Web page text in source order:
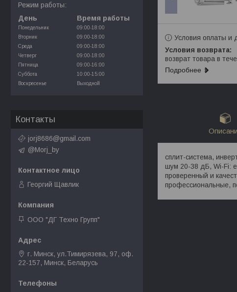
Условия оплаты и
возврат товара в
Подробнее
сплит-система,
шум 20-38 дБ, Wi-Fi:
проверенный и
профессиональные,
Режим работы:
День
Время работы
Понедельник
09:00-18:00
Вторник
09:00-18:00
Среда
09:00-18:00
Четверг
09:00-18:00
Пятница
09:00-16:00
Суббота
10:00-15:00
Воскресенье
Выходной
Контакты
jorj8686@gmail.com
@Morj_by
Георгий Щавлик
ООО "ДГ Техно Групп"
г. Минск, ул.Тимирязева, 97, оф.
22-157, Минск, Беларусь